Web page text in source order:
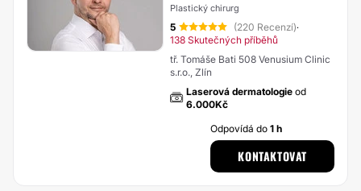
Plastický chirurg
5 (220 Recenzí)·
138 Skutečných příběhů
tř. Tomáše Bati 508 Venusium Clinic
s.r.o., Zlín
Laserová dermatologie od
6.000Kč
Odpovídá do1 h
KONTAKTOVAT